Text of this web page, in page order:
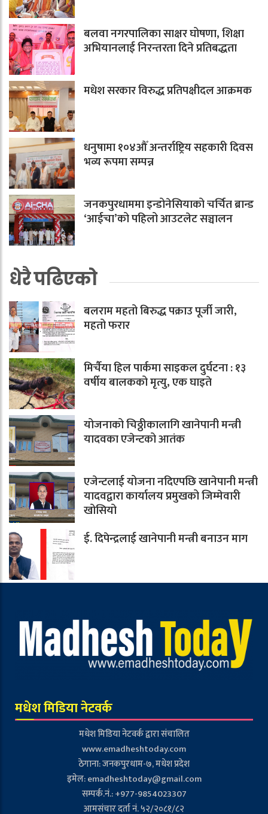
बलवा नगरपालिका साक्षर घोषणा, शिक्षा
अभियानलाई निरन्तरता दिने प्रतिबद्धता
मधेश सरकार विरुद्ध प्रतिपक्षीदल आक्रमक
धनुषामा १०४औँ अन्तर्राष्ट्रिय सहकारी दिवस
भव्य रूपमा सम्पन्न
जनकपुरधाममा इन्डोनेसियाको चर्चित ब्रान्ड
‘आईचा’को पहिलो आउटलेट सञ्चालन
धेरै पढिएको
बलराम महतो बिरुद्ध पक्राउ पूर्जी जारी,
महतो फरार
मिर्चैया हिल पार्कमा साइकल दुर्घटना : १३
वर्षीय बालकको मृत्यु, एक घाइते
योजनाको चिठ्ठीकालागि खानेपानी मन्त्री
यादवका एजेन्टको आतंक
एजेन्टलाई योजना नदिएपछि खानेपानी मन्त्री
यादवद्वारा कार्यालय प्रमुखको जिम्मेवारी
खोसियो
ई. दिपेन्द्रलाई खानेपानी मन्त्री बनाउन माग
मधेश मिडिया नेटवर्क
मधेश मिडिया नेटवर्क द्वारा संचालित
www.emadheshtoday.com
ठेगाना: जनकपुरधाम-७, मधेश प्रदेश
इमेल:emadheshtoday@gmail.com
सम्पर्क.नं.: +977-9854023307
आमसंचार दर्ता नं. ५२/२०८१/८२